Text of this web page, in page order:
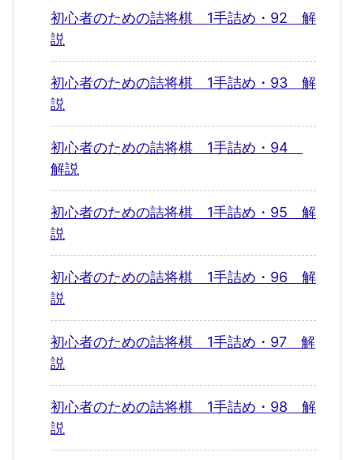
初心者のための詰将棋 1手詰め・92 解
説
初心者のための詰将棋 1手詰め・93 解
説
初心者のための詰将棋 1手詰め・94
解説
初心者のための詰将棋 1手詰め・95 解
説
初心者のための詰将棋 1手詰め・96 解
説
初心者のための詰将棋 1手詰め・97 解
説
初心者のための詰将棋 1手詰め・98 解
説